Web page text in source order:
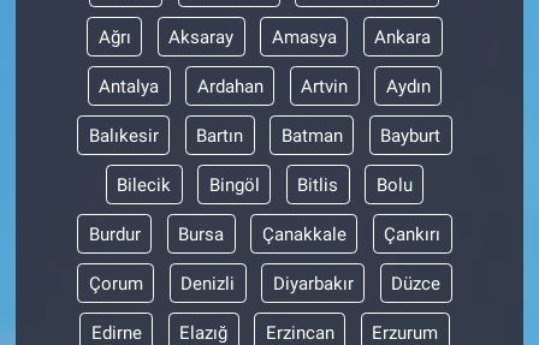
Ağrı Aksaray Amasya Ankara
Antalya Ardahan Artvin Aydın
Balıkesir Bartın Batman Bayburt
Bilecik Bingöl Bitlis Bolu
Burdur Bursa Çanakkale Çankırı
Çorum Denizli Diyarbakır Düzce
Edirne Elazığ Erzincan Erzurum